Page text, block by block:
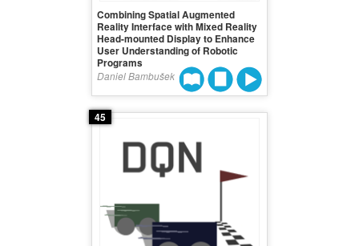
Combining Spatial Augmented
Reality Interface with Mixed Reality
Head-mounted Display to Enhance
User Understanding of Robotic
Programs
Daniel Bambušek
45